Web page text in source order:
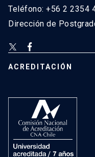
Teléfono: +56 2 2354
Dirección de
ACREDITACIÓN